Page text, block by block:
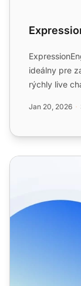
ideálny pre
rýchly live
Jan 20, 2026
Integrácia CMS